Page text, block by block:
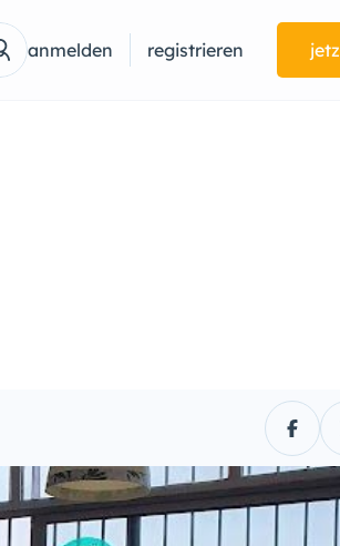
anmelden registrieren